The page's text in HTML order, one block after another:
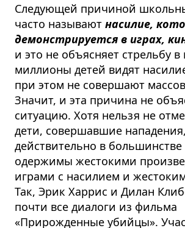
Следующей причиной
часто называют насилие,
демонстрируется в играх,
и это не объясняет стрельбу
миллионы детей видят
при этом не совершают
Значит, и эта причина не
ситуацию. Хотя нельзя не
дети, совершавшие нападения,
действительно в
одержимы жестокими
играми с насилием и
Так, Эрик Харрис и Дилан
почти все диалоги из фильма
«Прирожденные убийцы».